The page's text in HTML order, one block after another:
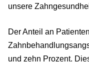
unsere
Der Anteil an
und zehn Prozent.